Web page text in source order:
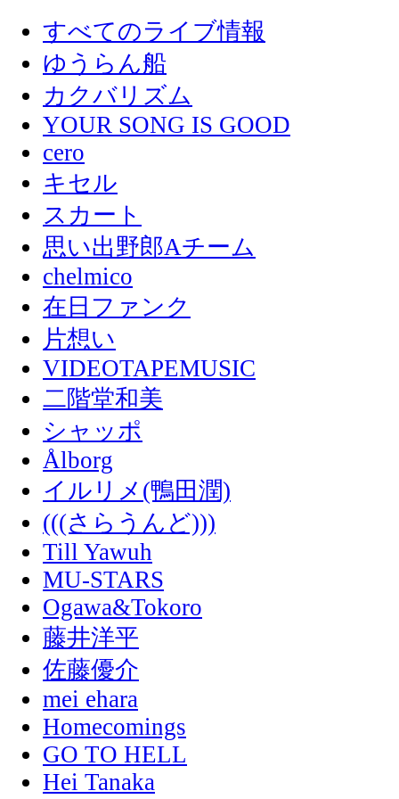
すべてのライブ情報
ゆうらん船
カクバリズム
YOUR SONG IS GOOD
cero
キセル
スカート
思い出野郎Aチーム
chelmico
在日ファンク
片想い
VIDEOTAPEMUSIC
二階堂和美
シャッポ
Ålborg
イルリメ(鴨田潤)
(((さらうんど)))
Till Yawuh
MU-STARS
Ogawa&Tokoro
藤井洋平
佐藤優介
mei ehara
Homecomings
GO TO HELL
Hei Tanaka